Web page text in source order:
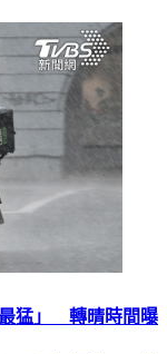
最猛」 轉晴時間曝